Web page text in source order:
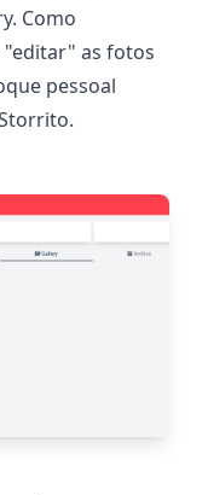
Como
as fotos
pessoal